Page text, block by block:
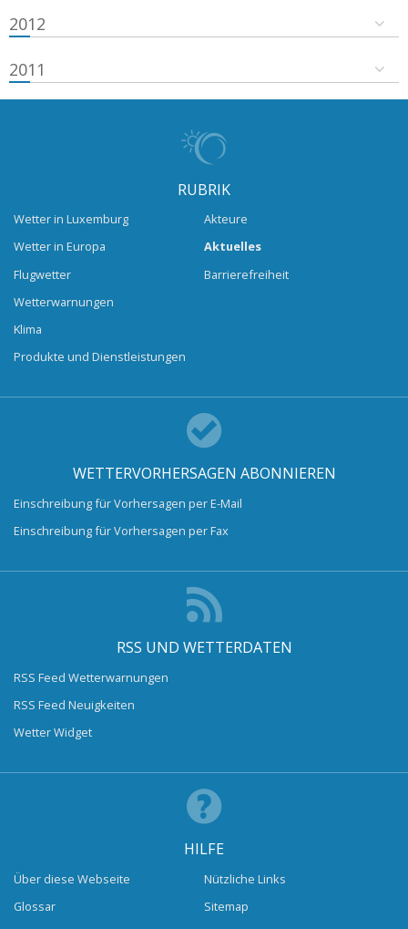
2012
2011
RUBRIK
Wetter in Luxemburg
Wetter in Europa
Flugwetter
Wetterwarnungen
Klima
Produkte und Dienstleistungen
Akteure
Aktuelles
Barrierefreiheit
WETTERVORHERSAGEN ABONNIEREN
Einschreibung für Vorhersagen per E-Mail
Einschreibung für Vorhersagen per Fax
RSS UND WETTERDATEN
RSS Feed Wetterwarnungen
RSS Feed Neuigkeiten
Wetter Widget
HILFE
Über diese Webseite
Glossar
Nützliche Links
Sitemap